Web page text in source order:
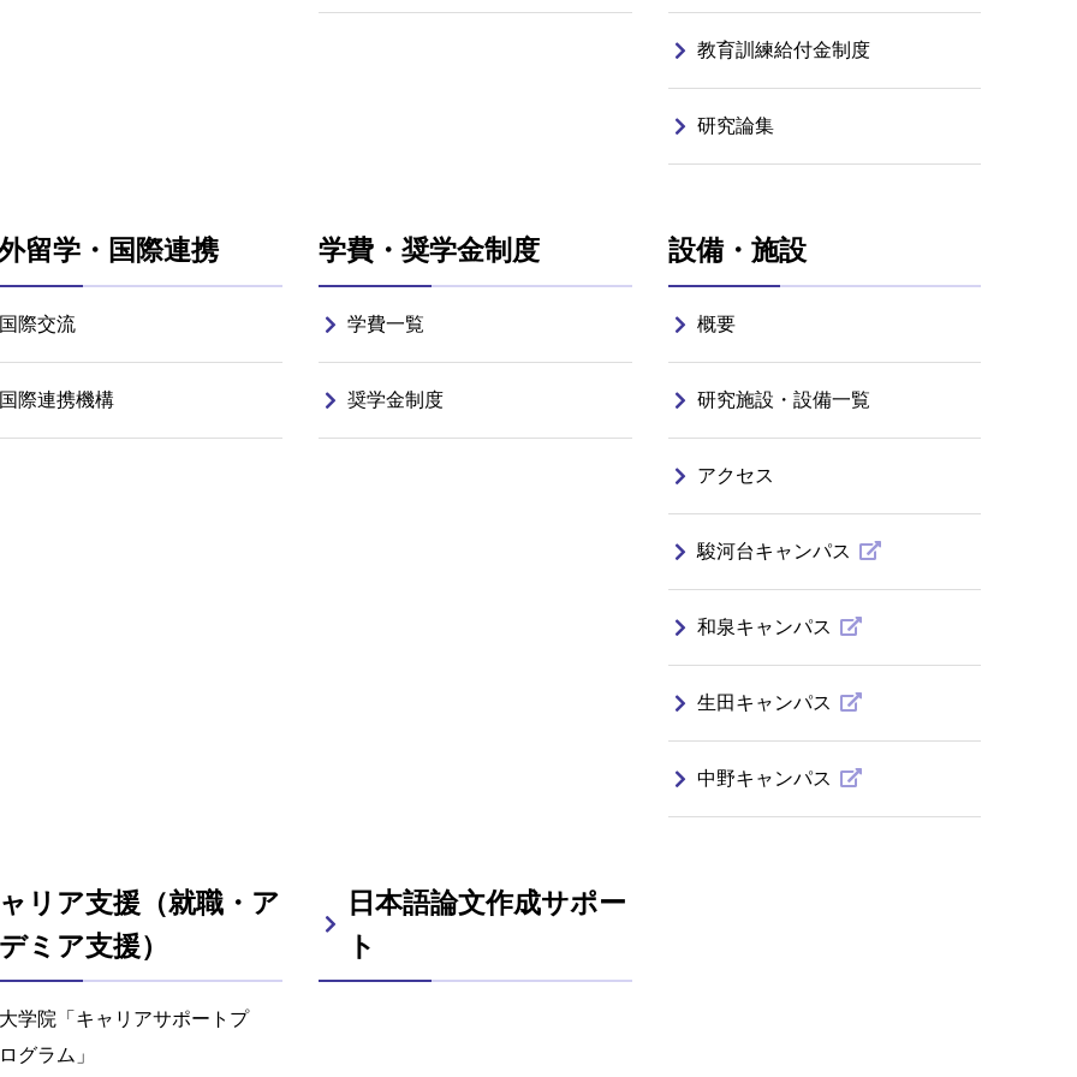
教育訓練給付金制度
研究論集
留学・国際連携
国際交流
国際連携機構
学費・奨学金制度
学費一覧
奨学金制度
設備・施設
概要
研究施設・設備一覧
アクセス
駿河台キャンパス
和泉キャンパス
生田キャンパス
中野キャンパス
リア支援（就職・ア
ミア支援）
大学院「キャリアサポートプ
ログラム」
日本語論文作成サポー
ト